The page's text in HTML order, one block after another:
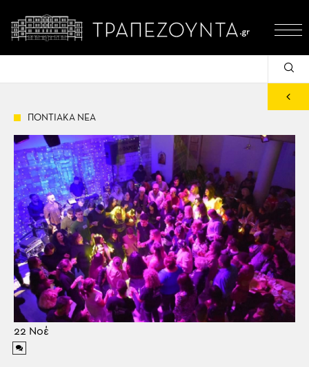
ΠΟΝΤΙΑΚΑ ΝΕΑ
22 Νοέ